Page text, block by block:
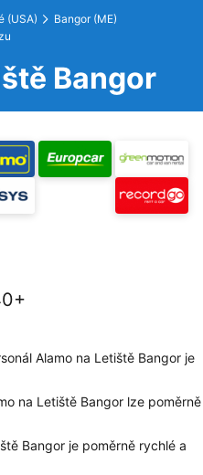
(USA)
Bangor (ME)
Bangor
Alamo na Letiště Bangor je
na Letiště Bangor lze poměrně
Bangor je poměrně rychlé a